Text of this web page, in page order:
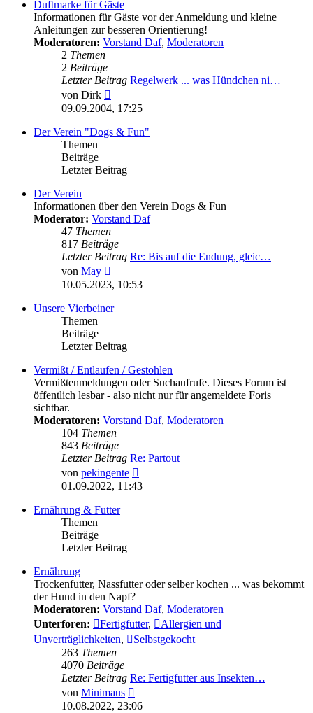
Duftmarke für Gäste
Informationen für Gäste vor der Anmeldung und kleine
Anleitungen zur besseren Orientierung!
Moderatoren: Vorstand Daf, Moderatoren
2 Themen
2 Beiträge
Letzter Beitrag Regelwerk ... was Hündchen ni…
von Dirk
Beitrag
09.09.2004, 17:25
Der Verein "Dogs & Fun"
Themen
Beiträge
Letzter Beitrag
Der Verein
Informationen über den Verein Dogs & Fun
Moderator: Vorstand Daf
47 Themen
817 Beiträge
Letzter Beitrag Re: Bis auf die Endung, gleic…
von May
Beitrag
10.05.2023, 10:53
Unsere Vierbeiner
Themen
Beiträge
Letzter Beitrag
Vermißt / Entlaufen / Gestohlen
Vermißtenmeldungen oder Suchaufrufe. Dieses Forum ist
öffentlich lesbar - also nicht nur für angemeldete Foris
sichtbar.
Moderatoren: Vorstand Daf, Moderatoren
104 Themen
843 Beiträge
Letzter Beitrag Re: Partout
von pekingente
Beitrag
01.09.2022, 11:43
Ernährung & Futter
Themen
Beiträge
Letzter Beitrag
Ernährung
Trockenfutter, Nassfutter oder selber kochen ... was bekommt
der Hund in den Napf?
Moderatoren: Vorstand Daf, Moderatoren
Unterforen:
Fertigfutter,
Allergien und
Unverträglichkeiten,
Selbstgekocht
263 Themen
4070 Beiträge
Letzter Beitrag Re: Fertigfutter aus Insekten…
von Minimaus
Beitrag
10.08.2022, 23:06